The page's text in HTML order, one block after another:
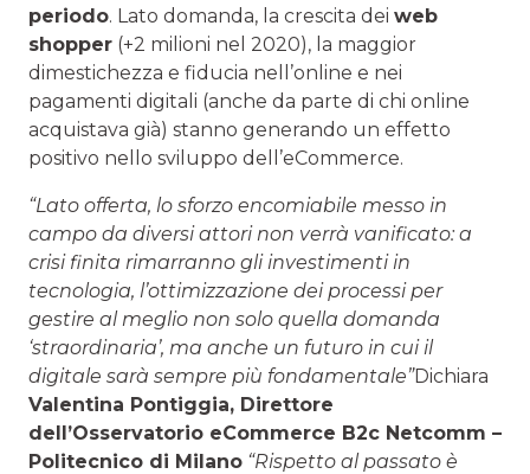
periodo. Lato domanda, la crescita dei web
shopper (+2 milioni nel 2020), la maggior
dimestichezza e fiducia nell’online e nei
pagamenti digitali (anche da parte di chi online
acquistava già) stanno generando un effetto
positivo nello sviluppo dell’eCommerce.
“Lato offerta, lo sforzo encomiabile messo in
campo da diversi attori non verrà vanificato: a
crisi finita rimarranno gli investimenti in
tecnologia, l’ottimizzazione dei processi per
gestire al meglio non solo quella domanda
‘straordinaria’, ma anche un futuro in cui il
digitale sarà sempre più fondamentale”Dichiara
Valentina Pontiggia, Direttore
dell’Osservatorio eCommerce B2c Netcomm –
Politecnico di Milano “Rispetto al passato è